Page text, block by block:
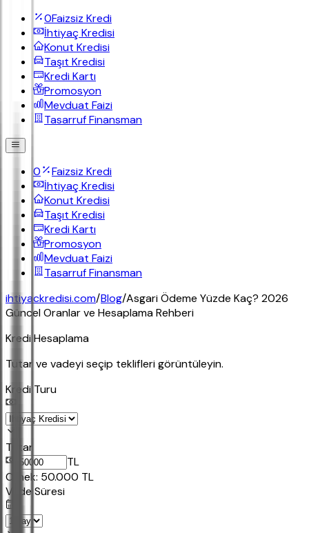
0Faizsiz Kredi
İhtiyaç Kredisi
Konut Kredisi
Taşıt Kredisi
Kredi Kartı
Promosyon
Mevduat Faizi
Tasarruf Finansman
0
Faizsiz Kredi
İhtiyaç Kredisi
Konut Kredisi
Taşıt Kredisi
Kredi Kartı
Promosyon
Mevduat Faizi
Tasarruf Finansman
ihtiyackredisi.com/Blog/Asgari Ödeme Yüzde Kaç? 2026
Güncel Oranlar ve Hesaplama Rehberi
Kredi Hesaplama
Tutar ve vadeyi seçip teklifleri görüntüleyin.
Kredi Turu
Tutar
TL
Ornek: 50.000 TL
Vade Süresi